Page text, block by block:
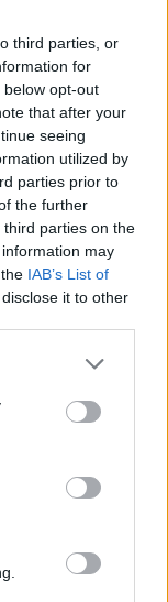
third parties, or
for
opt-out
that after your
seeing
utilized by
parties prior to
the further
parties on the
may
IAB’s List of
it to other
or more Google
You may click to
party tags to
in below Google
ancora fino a
mete più